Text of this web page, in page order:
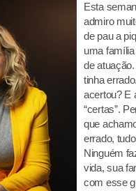
Esta
admiro
de pau a
uma
de
tinha
acertou? E
“certas”.
que
errado,
Ninguém
vida, sua
com esse